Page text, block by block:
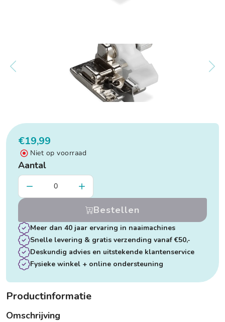
€19,99
Niet op voorraad
Aantal
Bestellen
Meer dan 40 jaar ervaring in naaimachines
Snelle levering & gratis verzending vanaf €50,-
Deskundig advies en uitstekende klantenservice
Fysieke winkel + online ondersteuning
Productinformatie
Omschrijving